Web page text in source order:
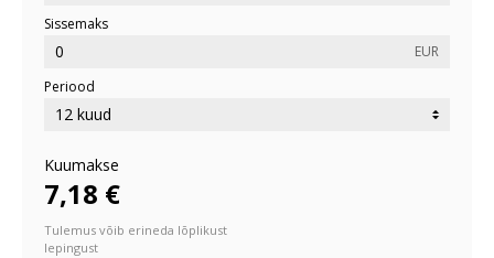
Sissemaks
EUR
Periood
Kuumakse
7,18 €
Tulemus võib erineda lõplikust
lepingust